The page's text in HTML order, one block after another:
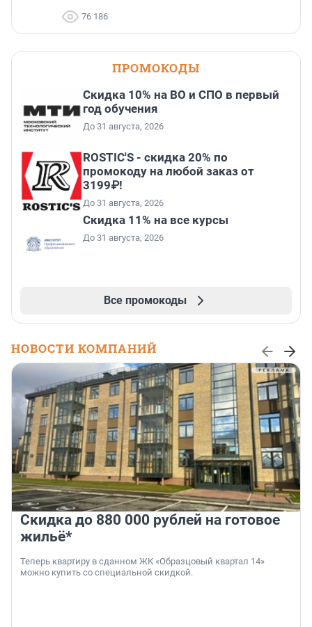
76 186
ПРОМОКОДЫ
Скидка 10% на ВО и СПО в первый
год обучения
До 31 августа, 2026
ROSTIC'S - скидка 20% по
промокоду на любой заказ от
3199₽!
До 31 августа, 2026
Скидка 11% на все курсы
До 31 августа, 2026
Все промокоды
НОВОСТИ КОМПАНИЙ
Скидка до 880 000 рублей на готовое
жильё*
Теперь квартиру в сданном ЖК «Образцовый квартал 14»
можно купить со специальной скидкой.